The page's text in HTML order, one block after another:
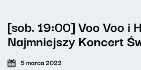
[sob. 19:00] Voo Voo i
Najmniejszy Koncert
5 marca 2022